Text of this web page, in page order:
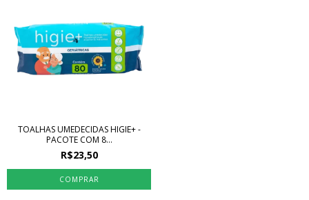
TOALHAS UMEDECIDAS HIGIE+ -
PACOTE COM 8...
R$23,50